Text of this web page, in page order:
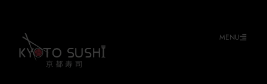
MENU